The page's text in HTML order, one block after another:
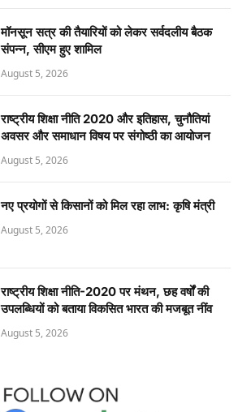
मॉनसून सत्र की तैयारियों को लेकर सर्वदलीय बैठक
संपन्न, सीएम हुए शामिल
August 5, 2026
राष्ट्रीय शिक्षा नीति 2020 और इतिहास, चुनौतियां
अवसर और समाधान विषय पर संगोष्ठी का आयोजन
August 5, 2026
नए प्रयोगों से किसानों को मिल रहा लाभ: कृषि मंत्री
August 5, 2026
राष्ट्रीय शिक्षा नीति-2020 पर मंथन, छह वर्षों की
उपलब्धियों को बताया विकसित भारत की मजबूत नींव
August 5, 2026